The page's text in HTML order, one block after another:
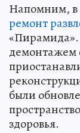
Напомним, в
ремонт
«Пирамида».
демонтажем
были
здоровья.